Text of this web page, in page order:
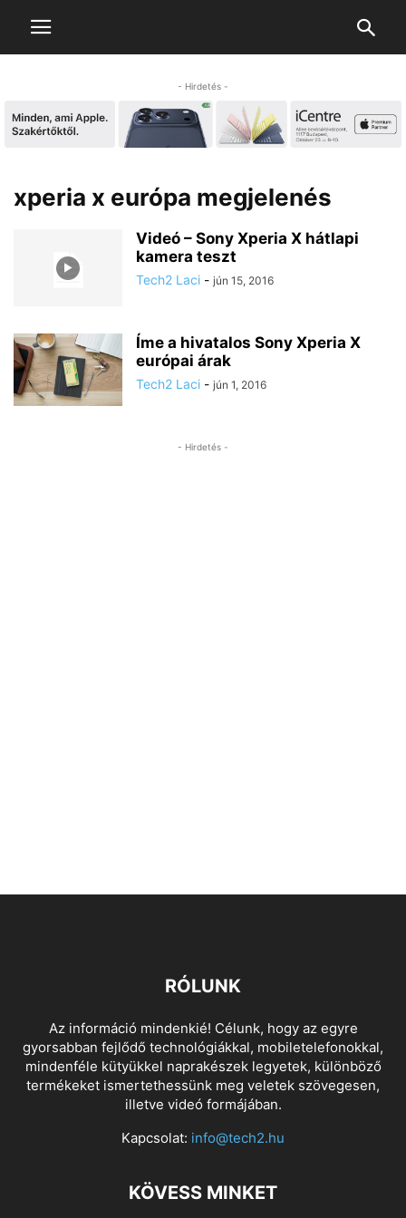
- Hirdetés -
xperia x európa megjelenés
Videó – Sony Xperia X hátlapi
kamera teszt
Tech2 Laci - jún 15, 2016
Íme a hivatalos Sony Xperia X
európai árak
Tech2 Laci - jún 1, 2016
- Hirdetés -
RÓLUNK
Az információ mindenkié! Célunk, hogy az egyre
gyorsabban fejlődő technológiákkal, mobiletelefonokkal,
mindenféle kütyükkel naprakészek legyetek, különböző
termékeket ismertethessünk meg veletek szövegesen,
illetve videó formájában.
Kapcsolat: info@tech2.hu
KÖVESS MINKET